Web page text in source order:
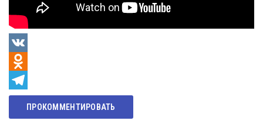
VK
Odnoklassniki
Telegram
ПРОКОММЕНТИРОВАТЬ